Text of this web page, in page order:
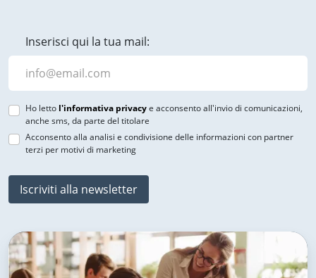
Inserisci qui la tua mail:
Ho letto l'informativa privacye acconsento all'invio di comunicazioni,
anche sms, da parte del titolare
Acconsento alla analisi e condivisione delle informazioni con partner
terzi per motivi di marketing
Iscriviti alla newsletter